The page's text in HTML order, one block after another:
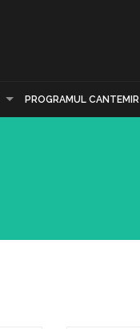
PROGRAMUL CANTEMIR